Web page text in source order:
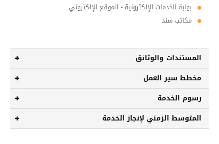
بوابة الخدمات الإلكترونية - الموقع الإلكتروني
مكاتب سند
المستندات والوثائق
مخطط سير العمل
رسوم الخدمة
المتوسط الزمني لإنجاز الخدمة